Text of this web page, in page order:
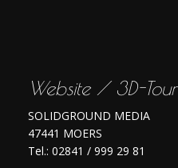
Website / 3D-Tour
SOLIDGROUND MEDIA
47441 MOERS
Tel.: 02841 / 999 29 81